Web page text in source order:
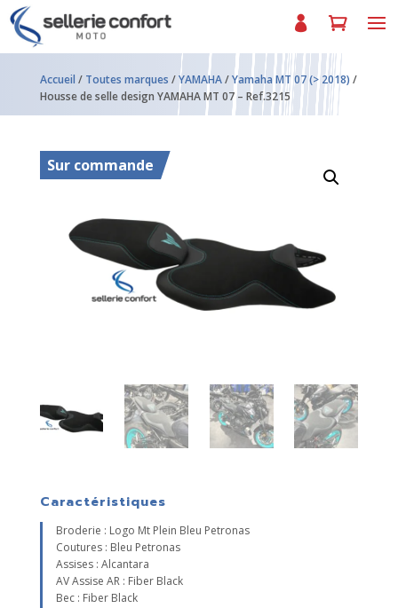
Accueil / Toutes marques /YAMAHA/Yamaha MT 07 (> 2018) /
Housse de selle design YAMAHA MT 07 – Ref.3215
Sur commande
Caractéristiques
Broderie : Logo Mt Plein Bleu Petronas
Coutures : Bleu Petronas
Assises : Alcantara
AV Assise AR : Fiber Black
Bec : Fiber Black